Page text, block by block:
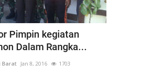
Pimpin kegiatan
Dalam Rangka...
Barat Jan 8, 2016 1703